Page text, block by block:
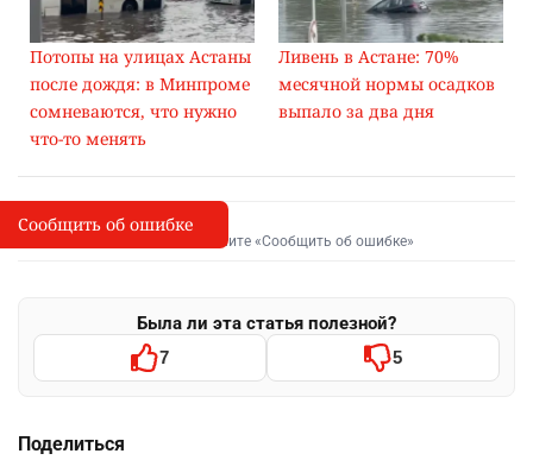
Потопы на улицах Астаны
после дождя: в Минпроме
сомневаются, что нужно
что-то менять
Ливень в Астане: 70%
месячной нормы осадков
выпало за два дня
I
Сообщить об опечатке
Выделите фрагмент и нажмите «Сообщить об ошибке»
Была ли эта статья полезной?
7 5
Поделиться
Сообщить об ошибке